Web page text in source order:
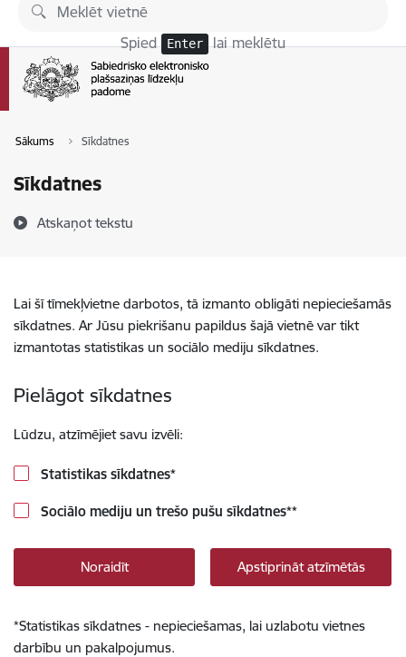
Pāriet uz lapas saturu
Spied Enter lai meklētu
Sākums Sīkdatnes
Sīkdatnes
Atskaņot tekstu
Lai šī tīmekļvietne darbotos, tā izmanto obligāti nepieciešamās
sīkdatnes. Ar Jūsu piekrišanu papildus šajā vietnē var tikt
izmantotas statistikas un sociālo mediju sīkdatnes.
Pielāgot sīkdatnes
Lūdzu, atzīmējiet savu izvēli:
Statistikas sīkdatnes*
Sociālo mediju un trešo pušu sīkdatnes**
Noraidīt Apstiprināt atzīmētās
*Statistikas sīkdatnes - nepieciešamas, lai uzlabotu vietnes
darbību un pakalpojumus.